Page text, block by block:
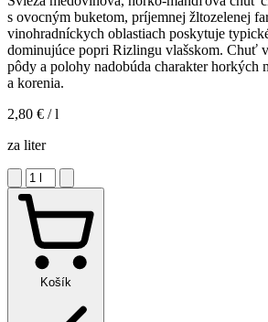
s ovocným buketom, príjemnej žltozelenej
vinohradníckych oblastiach poskytuje
dominujúce popri Rizlingu vlašskom. Chuť
pôdy a polohy nadobúda charakter horkých
a korenia.
2,80 € / l
za liter
Košík